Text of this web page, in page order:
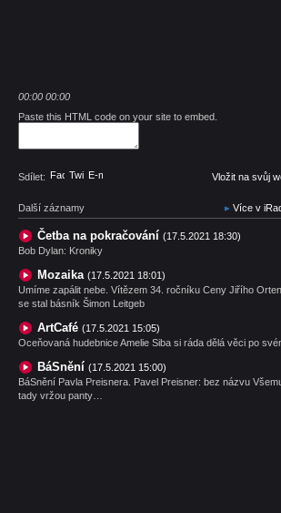
00:00 00:00
Paste this HTML code on your site to embed.
Sdílet: Facebook
TwitterE-mail Vložit na svůj
Další záznamy Více v
Četba na pokračování (17.5.2021 18:30)
Bob Dylan: Kroniky
Mozaika (17.5.2021 18:01)
Umíme zapálit nebe. Vítězem 34. ročníku Ceny Jiřího
se stal básník Šimon Leitgeb
ArtCafé (17.5.2021 15:05)
Oceňovaná hudebnice Amelie Siba si ráda dělá věci po
BáSnění (17.5.2021 15:00)
BáSnění Pavla Preisnera. Pavel Preisner: bez názvu
tady vržou panty…